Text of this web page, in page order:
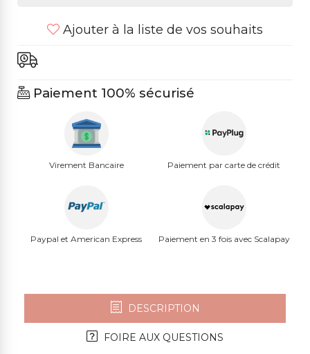
Ajouter à la liste de vos souhaits
Paiement 100% sécurisé
Virement Bancaire Paiement par carte de crédit
Paypal et American Express Paiement en 3 fois avec Scalapay
DESCRIPTION
FOIRE AUX QUESTIONS